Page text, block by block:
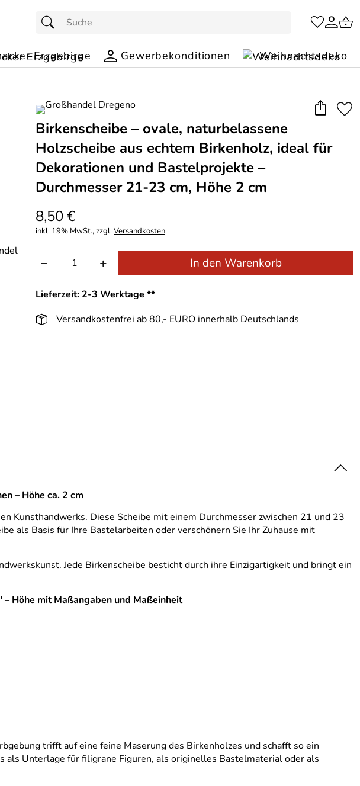
Erzgebirge Gewerbekonditionen Weihnachtsdeko
Birkenscheibe – ovale, naturbelassene
Holzscheibe aus echtem Birkenholz, ideal für
Dekorationen und Bastelprojekte –
Durchmesser 21-23 cm, Höhe 2 cm
8,50 €
inkl. 19% MwSt., zzgl.Versandkosten
− + In den Warenkorb
Lieferzeit: 2-3 Werktage **
Versandkostenfrei ab 80,- EURO innerhalb Deutschlands
– Höhe ca. 2 cm
Kunsthandwerks. Diese Scheibe mit einem Durchmesser zwischen 21 und 23
als Basis für Ihre Bastelarbeiten oder verschönern Sie Ihr Zuhause mit
Jede Birkenscheibe besticht durch ihre Einzigartigkeit und bringt ein
Höhe mit Maßangaben und Maßeinheit
trifft auf eine feine Maserung des Birkenholzes und schafft so ein
als Unterlage für filigrane Figuren, als originelles Bastelmaterial oder als